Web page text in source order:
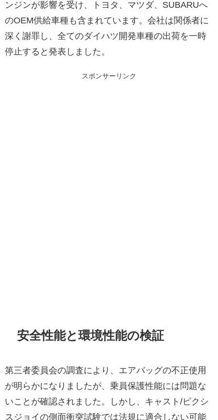
ンジンが影響を受け、トヨタ、マツダ、SUBARUへ
のOEM供給車種も含まれています。会社は関係者に
深く謝罪し、全てのダイハツ開発車種の出荷を一時
停止すると発表しました。
スポンサーリンク
安全性能と環境性能の検証
第三者委員会の調査により、エアバッグの不正使用
が明らかになりましたが、乗員保護性能には問題な
いことが確認されました。しかし、キャスト/ピクシ
スジョイの側面衝突試験では法規に適合しない可能